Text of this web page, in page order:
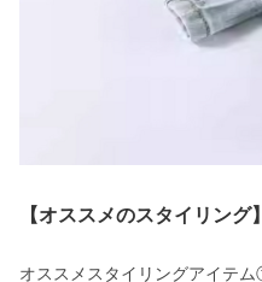
【オススメのスタイリング】